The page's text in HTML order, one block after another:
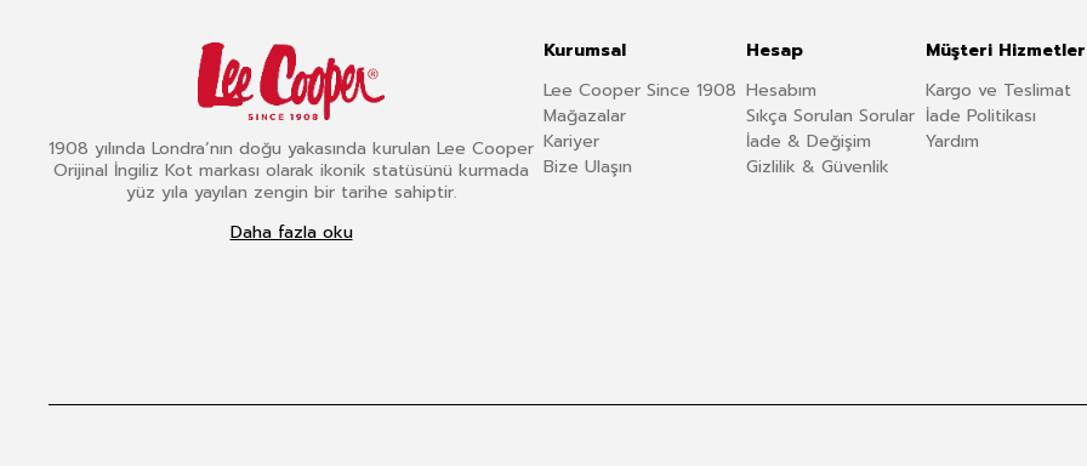
1908 yılında Londra’nın doğu yakasında kurulan Lee Cooper
Orijinal İngiliz Kot markası olarak ikonik statüsünü kurmada
yüz yıla yayılan zengin bir tarihe sahiptir.
Daha fazla oku
Kurumsal
Lee Cooper Since 1908
Mağazalar
Kariyer
Bize Ulaşın
Hesap
Hesabım
Sıkça Sorulan Sorular
İade & Değişim
Gizlilik & Güvenlik
Müşteri
Kargo ve Teslimat
İade Politikası
Yardım